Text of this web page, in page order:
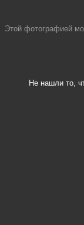
Этой фотографией
Не нашли то,